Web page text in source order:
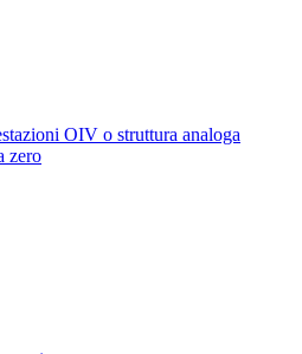
OIV o struttura analoga
zero